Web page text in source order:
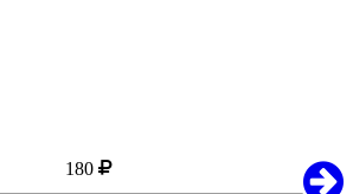
180